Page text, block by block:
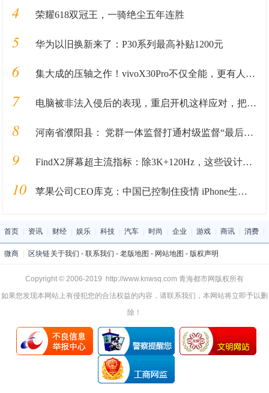
4 荣耀618双冠王，一骑绝尘五年连胜
5 华为以旧换新来了：P30系列最高补贴1200元
6 集大成的压轴之作！vivoX30Pro不仅全能，更有人性化的温度
7 电脑被非法入侵后的表现，重启开机这样应对，把损失降低到最小
8 河南省濮阳县： 党群一体监督打通村级监督“最后一公里”
9 FindX2屏幕超主流指标：除3K+120Hz，这些设计更硬核
10 苹果公司CEO库克：中国已控制住疫情 iPhone生产陆续恢复
首页 资讯 财经 娱乐 科技 汽车 时尚 企业 游戏 商讯 消费
微商 区块链关于我们 - 联系我们 - 老版地图 - 网站地图 - 版权声明
Copyright © 2006-2019 http://www.knwsq.com 青海都市网版权所有
如果您发现本网站上有侵犯您的合法权益的内容，请联系我们，本网站将立即予以删
除！